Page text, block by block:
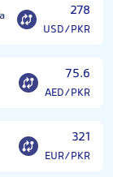
278
USD/PKR
75.6
AED/PKR
321
EUR/PKR